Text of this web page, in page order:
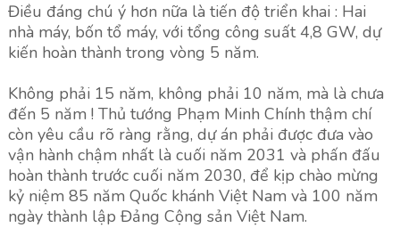
Điều đáng chú ý hơn nữa là tiến độ triển khai : Hai
nhà máy, bốn tổ máy, với tổng công suất 4,8 GW, dự
kiến ​​hoàn thành trong vòng 5 năm.
Không phải 15 năm, không phải 10 năm, mà là chưa
đến 5 năm ! Thủ tướng Phạm Minh Chính thậm chí
còn yêu cầu rõ ràng rằng, dự án phải được đưa vào
vận hành chậm nhất là cuối năm 2031 và phấn đấu
hoàn thành trước cuối năm 2030, để kịp chào mừng
kỷ niệm 85 năm Quốc khánh Việt Nam và 100 năm
ngày thành lập Đảng Cộng sản Việt Nam.